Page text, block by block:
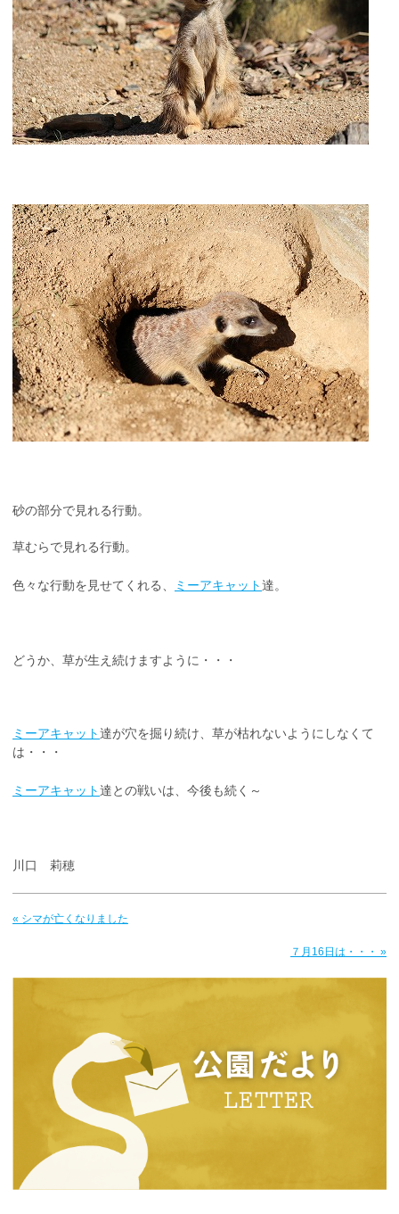
砂の部分で見れる行動。
草むらで見れる行動。
色々な行動を見せてくれる、 ミーアキャット達。
どうか、草が生え続けますように・・・
ミーアキャット達が穴を掘り続け、草が枯れないようにしなくて
は・・・
ミーアキャット達との戦いは、今後も続く～
川口 莉穂
« シマが亡くなりました
７月16日は・・・ »